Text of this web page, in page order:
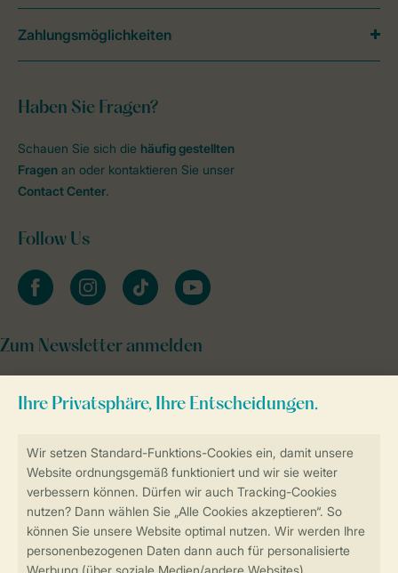
Sicher und schnell zur Online-Buchung
Sichere Datenübertragung
Sicheres Bezahlen
Haben Sie Fragen?
Schauen Sie sich die häufig gestellten
Fragen an oder kontaktieren Sie unser
Contact Center.
Follow Us
facebookinstagramtiktok youtube
Zum Newsletter anmelden
Zahlungsmöglichkeiten